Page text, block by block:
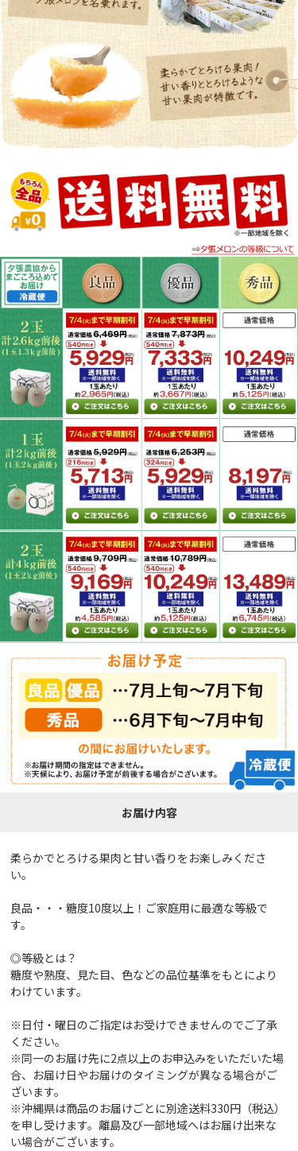
お届け内容
柔らかでとろける果肉と甘い香りをお楽しみくださ
い。
良品・・・糖度10度以上！ご家庭用に最適な等級で
す。
◎等級とは？
糖度や熟度、見た目、色などの品位基準をもとにより
わけています。
※日付・曜日のご指定はお受けできませんのでご了承
ください。
※同一のお届け先に2点以上のお申込みをいただいた場
合、お届け日やお届けのタイミングが異なる場合がご
ざいます。
※沖縄県は商品のお届けごとに別途送料330円（税込）
を申し受けます。離島及び一部地域へはお届け出来な
い場合がございます。